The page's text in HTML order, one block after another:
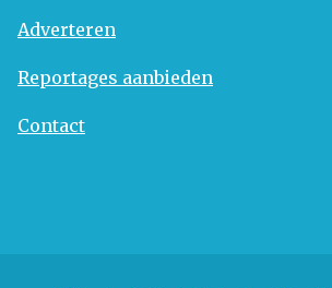
Adverteren
Reportages aanbieden
Contact